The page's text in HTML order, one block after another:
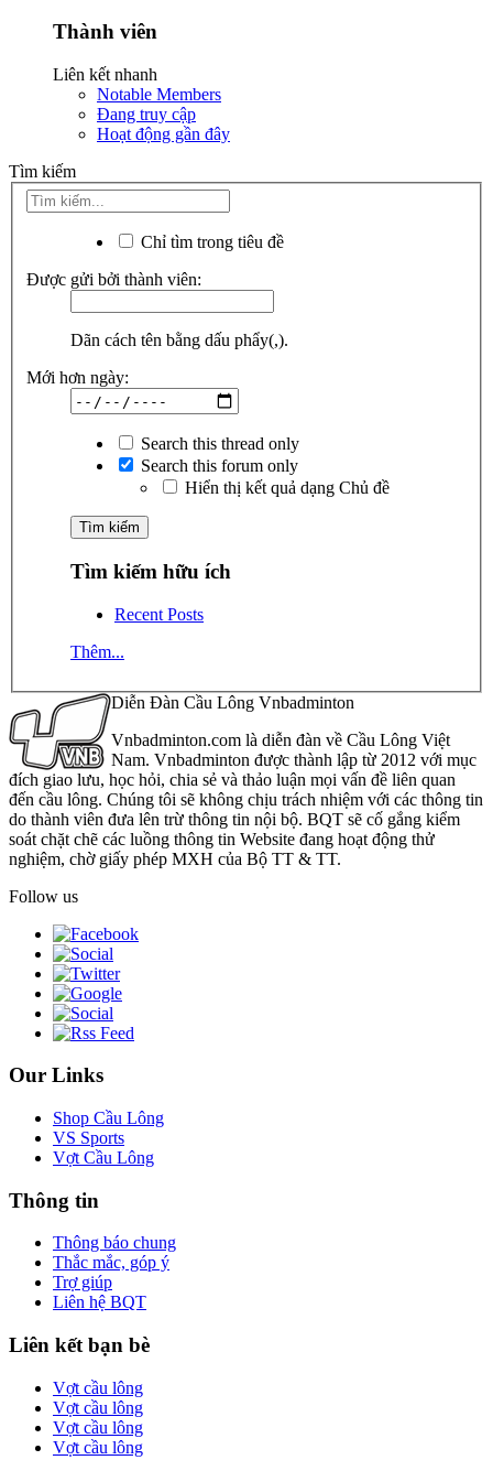
Thành viên
Liên kết nhanh
Notable Members
Đang truy cập
Hoạt động gần đây
Tìm kiếm
Chỉ tìm trong tiêu đề
Được gửi bởi thành viên:
Dãn cách tên bằng dấu phẩy(,).
Mới hơn ngày:
Search this thread only
Search this forum only
Hiển thị kết quả dạng Chủ đề
Tìm kiếm hữu ích
Recent Posts
Thêm...
Diễn Đàn Cầu Lông Vnbadminton
Vnbadminton.com là diễn đàn về Cầu Lông Việt
Nam. Vnbadminton được thành lập từ 2012 với mục
đích giao lưu, học hỏi, chia sẻ và thảo luận mọi vấn đề liên quan
đến cầu lông. Chúng tôi sẽ không chịu trách nhiệm với các thông tin
do thành viên đưa lên trừ thông tin nội bộ. BQT sẽ cố gắng kiểm
soát chặt chẽ các luồng thông tin Website đang hoạt động thử
nghiệm, chờ giấy phép MXH của Bộ TT & TT.
Follow us
Our Links
Shop Cầu Lông
VS Sports
Vợt Cầu Lông
Thông tin
Thông báo chung
Thắc mắc, góp ý
Trợ giúp
Liên hệ BQT
Liên kết bạn bè
Vợt cầu lông
Vợt cầu lông
Vợt cầu lông
Vợt cầu lông